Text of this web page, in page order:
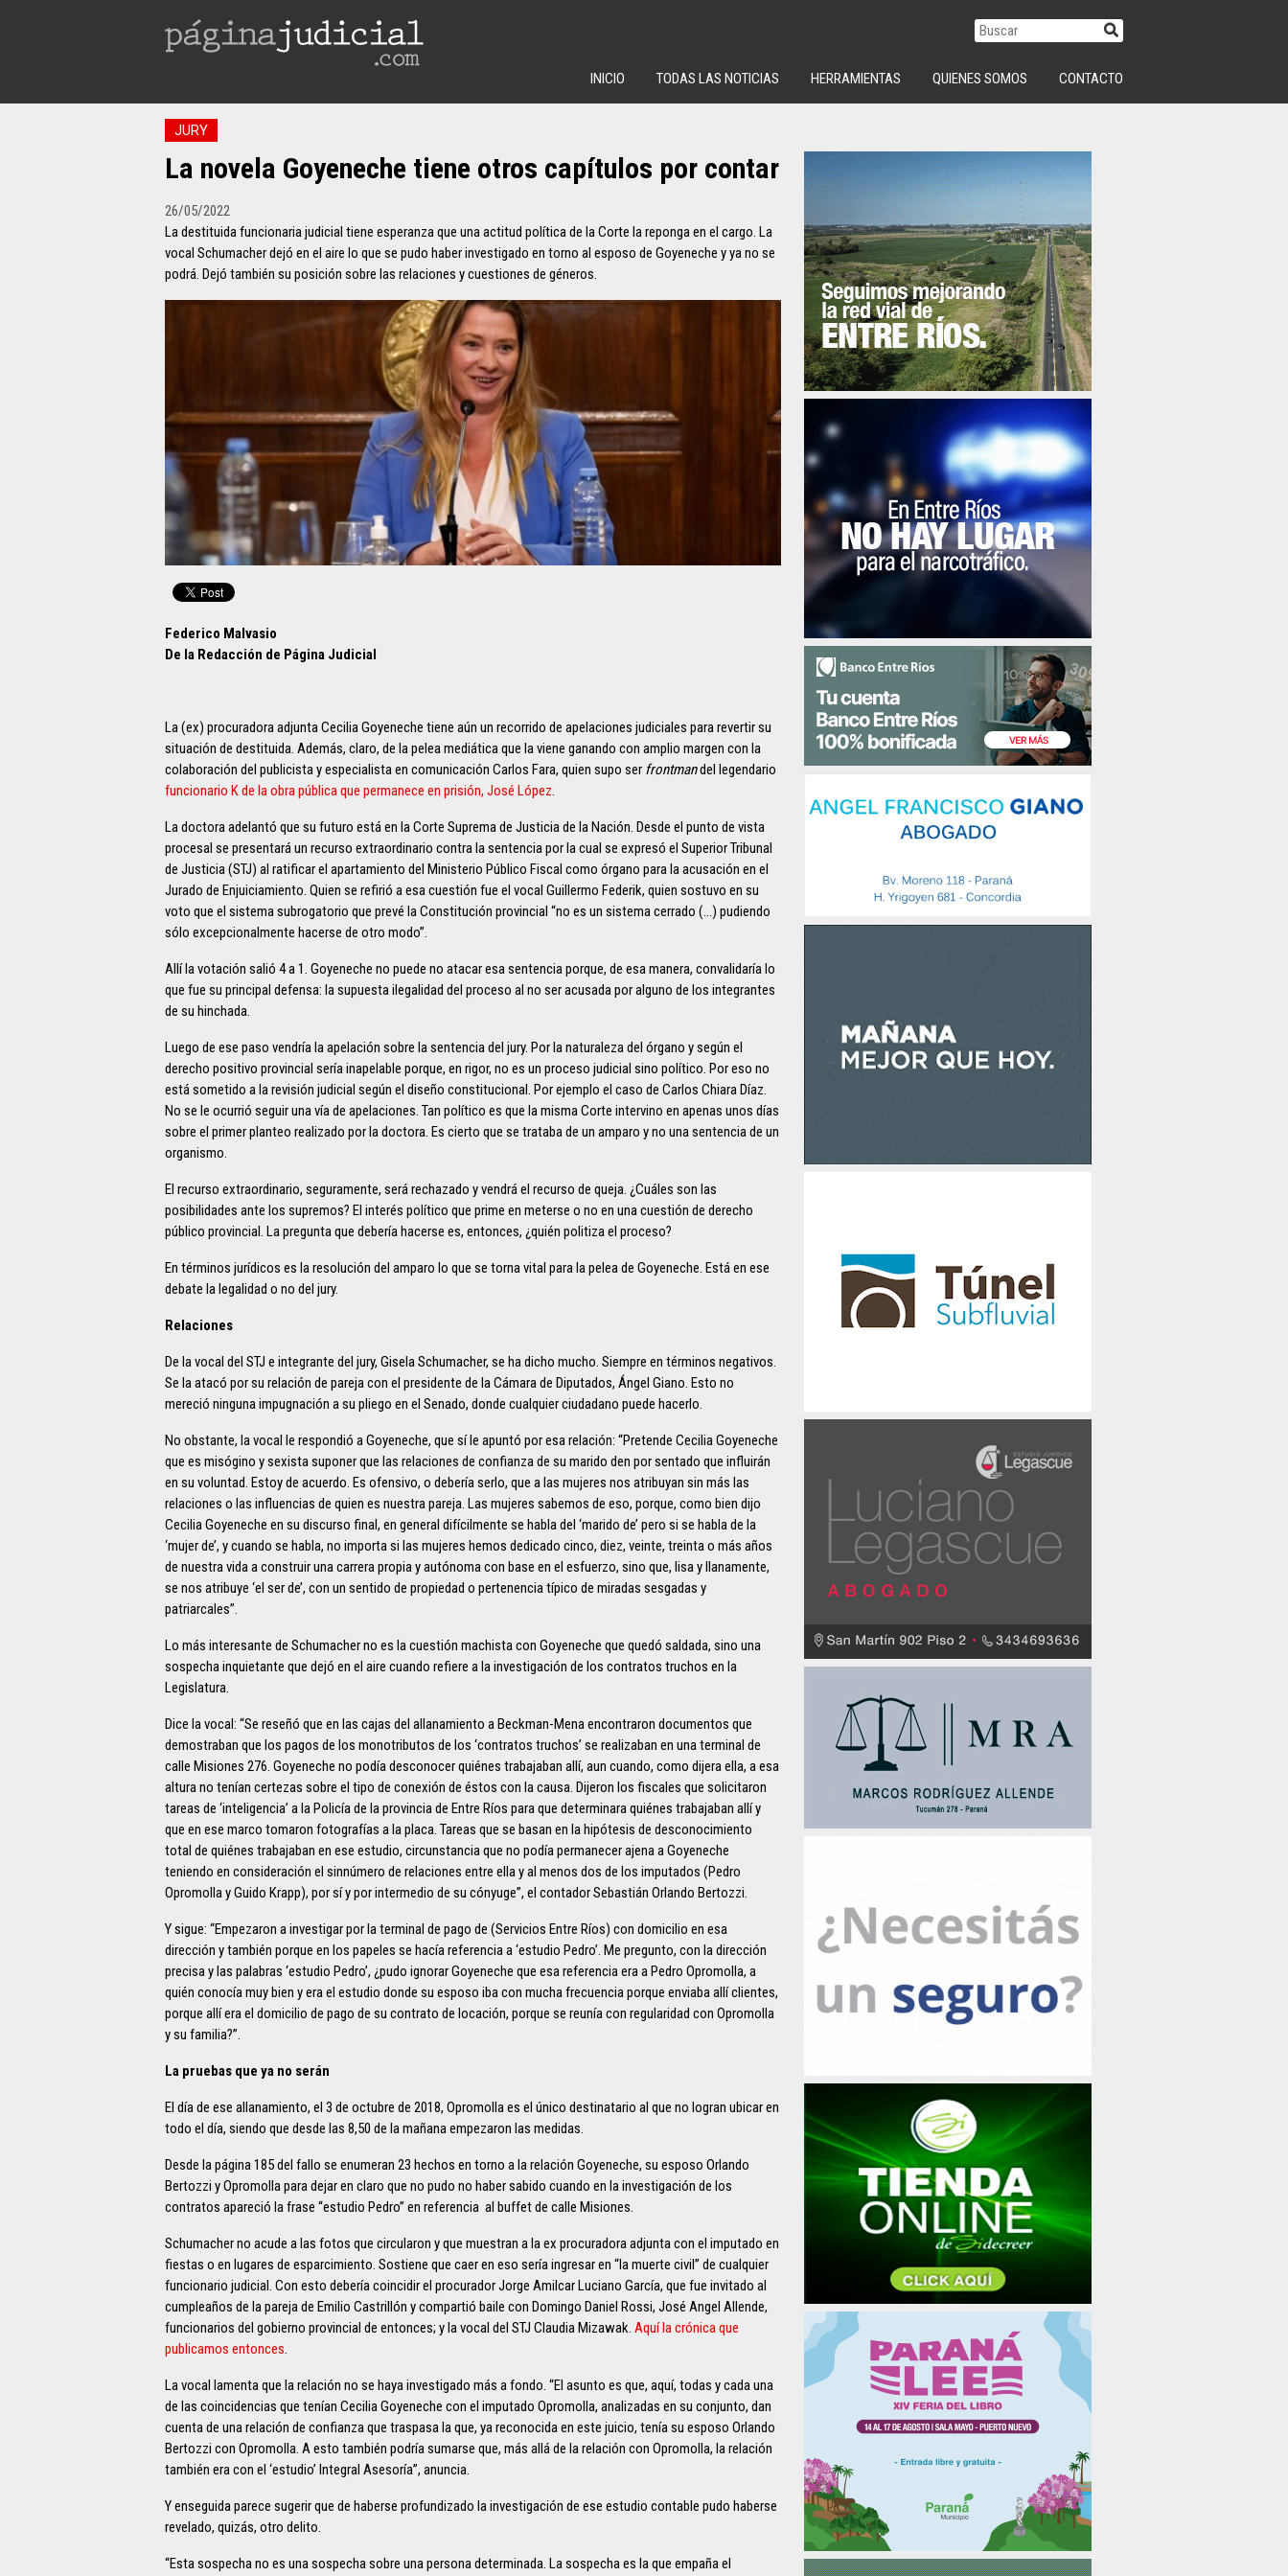
INICIO TODAS LAS NOTICIAS HERRAMIENTAS QUIENES SOMOS CONTACTO
JURY
La novela Goyeneche tiene otros capítulos por contar
26/05/2022
La destituida funcionaria judicial tiene esperanza que una actitud política de la Corte la reponga en el cargo. La
vocal Schumacher dejó en el aire lo que se pudo haber investigado en torno al esposo de Goyeneche y ya no se
podrá. Dejó también su posición sobre las relaciones y cuestiones de géneros.
Federico Malvasio
De la Redacción de Página Judicial
La (ex) procuradora adjunta Cecilia Goyeneche tiene aún un recorrido de apelaciones judiciales para revertir su
situación de destituida. Además, claro, de la pelea mediática que la viene ganando con amplio margen con la
colaboración del publicista y especialista en comunicación Carlos Fara, quien supo ser frontmandel legendario
funcionario K de la obra pública que permanece en prisión, José López.
La doctora adelantó que su futuro está en la Corte Suprema de Justicia de la Nación. Desde el punto de vista
procesal se presentará un recurso extraordinario contra la sentencia por la cual se expresó el Superior Tribunal
de Justicia (STJ) al ratificar el apartamiento del Ministerio Público Fiscal como órgano para la acusación en el
Jurado de Enjuiciamiento. Quien se refirió a esa cuestión fue el vocal Guillermo Federik, quien sostuvo en su
voto que el sistema subrogatorio que prevé la Constitución provincial “no es un sistema cerrado (…) pudiendo
sólo excepcionalmente hacerse de otro modo”.
Allí la votación salió 4 a 1. Goyeneche no puede no atacar esa sentencia porque, de esa manera, convalidaría lo
que fue su principal defensa: la supuesta ilegalidad del proceso al no ser acusada por alguno de los integrantes
de su hinchada.
Luego de ese paso vendría la apelación sobre la sentencia del jury. Por la naturaleza del órgano y según el
derecho positivo provincial sería inapelable porque, en rigor, no es un proceso judicial sino político. Por eso no
está sometido a la revisión judicial según el diseño constitucional. Por ejemplo el caso de Carlos Chiara Díaz.
No se le ocurrió seguir una vía de apelaciones. Tan político es que la misma Corte intervino en apenas unos días
sobre el primer planteo realizado por la doctora. Es cierto que se trataba de un amparo y no una sentencia de un
organismo.
El recurso extraordinario, seguramente, será rechazado y vendrá el recurso de queja. ¿Cuáles son las
posibilidades ante los supremos? El interés político que prime en meterse o no en una cuestión de derecho
público provincial. La pregunta que debería hacerse es, entonces, ¿quién politiza el proceso?
En términos jurídicos es la resolución del amparo lo que se torna vital para la pelea de Goyeneche. Está en ese
debate la legalidad o no del jury.
Relaciones
De la vocal del STJ e integrante del jury, Gisela Schumacher, se ha dicho mucho. Siempre en términos negativos.
Se la atacó por su relación de pareja con el presidente de la Cámara de Diputados, Ángel Giano. Esto no
mereció ninguna impugnación a su pliego en el Senado, donde cualquier ciudadano puede hacerlo.
No obstante, la vocal le respondió a Goyeneche, que sí le apuntó por esa relación: “Pretende Cecilia Goyeneche
que es misógino y sexista suponer que las relaciones de confianza de su marido den por sentado que influirán
en su voluntad. Estoy de acuerdo. Es ofensivo, o debería serlo, que a las mujeres nos atribuyan sin más las
relaciones o las influencias de quien es nuestra pareja. Las mujeres sabemos de eso, porque, como bien dijo
Cecilia Goyeneche en su discurso final, en general difícilmente se habla del ‘marido de’ pero si se habla de la
‘mujer de’, y cuando se habla, no importa si las mujeres hemos dedicado cinco, diez, veinte, treinta o más años
de nuestra vida a construir una carrera propia y autónoma con base en el esfuerzo, sino que, lisa y llanamente,
se nos atribuye ‘el ser de’, con un sentido de propiedad o pertenencia típico de miradas sesgadas y
patriarcales”.
Lo más interesante de Schumacher no es la cuestión machista con Goyeneche que quedó saldada, sino una
sospecha inquietante que dejó en el aire cuando refiere a la investigación de los contratos truchos en la
Legislatura.
Dice la vocal: “Se reseñó que en las cajas del allanamiento a Beckman-Mena encontraron documentos que
demostraban que los pagos de los monotributos de los ‘contratos truchos’ se realizaban en una terminal de
calle Misiones 276. Goyeneche no podía desconocer quiénes trabajaban allí, aun cuando, como dijera ella, a esa
altura no tenían certezas sobre el tipo de conexión de éstos con la causa. Dijeron los fiscales que solicitaron
tareas de ‘inteligencia’ a la Policía de la provincia de Entre Ríos para que determinara quiénes trabajaban allí y
que en ese marco tomaron fotografías a la placa. Tareas que se basan en la hipótesis de desconocimiento
total de quiénes trabajaban en ese estudio, circunstancia que no podía permanecer ajena a Goyeneche
teniendo en consideración el sinnúmero de relaciones entre ella y al menos dos de los imputados (Pedro
Opromolla y Guido Krapp), por sí y por intermedio de su cónyuge”, el contador Sebastián Orlando Bertozzi.
Y sigue: “Empezaron a investigar por la terminal de pago de (Servicios Entre Ríos) con domicilio en esa
dirección y también porque en los papeles se hacía referencia a ‘estudio Pedro’. Me pregunto, con la dirección
precisa y las palabras ‘estudio Pedro’, ¿pudo ignorar Goyeneche que esa referencia era a Pedro Opromolla, a
quién conocía muy bien y era el estudio donde su esposo iba con mucha frecuencia porque enviaba allí clientes,
porque allí era el domicilio de pago de su contrato de locación, porque se reunía con regularidad con Opromolla
y su familia?”.
La pruebas que ya no serán
El día de ese allanamiento, el 3 de octubre de 2018, Opromolla es el único destinatario al que no logran ubicar en
todo el día, siendo que desde las 8,50 de la mañana empezaron las medidas.
Desde la página 185 del fallo se enumeran 23 hechos en torno a la relación Goyeneche, su esposo Orlando
Bertozzi y Opromolla para dejar en claro que no pudo no haber sabido cuando en la investigación de los
contratos apareció la frase “estudio Pedro” en referencia al buffet de calle Misiones.
Schumacher no acude a las fotos que circularon y que muestran a la ex procuradora adjunta con el imputado en
fiestas o en lugares de esparcimiento. Sostiene que caer en eso sería ingresar en “la muerte civil” de cualquier
funcionario judicial. Con esto debería coincidir el procurador Jorge Amilcar Luciano García, que fue invitado al
cumpleaños de la pareja de Emilio Castrillón y compartió baile con Domingo Daniel Rossi, José Angel Allende,
funcionarios del gobierno provincial de entonces; y la vocal del STJ Claudia Mizawak. Aquí la crónica que
publicamos entonces.
La vocal lamenta que la relación no se haya investigado más a fondo. “El asunto es que, aquí, todas y cada una
de las coincidencias que tenían Cecilia Goyeneche con el imputado Opromolla, analizadas en su conjunto, dan
cuenta de una relación de confianza que traspasa la que, ya reconocida en este juicio, tenía su esposo Orlando
Bertozzi con Opromolla. A esto también podría sumarse que, más allá de la relación con Opromolla, la relación
también era con el ‘estudio’ Integral Asesoría”, anuncia.
Y enseguida parece sugerir que de haberse profundizado la investigación de ese estudio contable pudo haberse
revelado, quizás, otro delito.
“Esta sospecha no es una sospecha sobre una persona determinada. La sospecha es la que empaña el